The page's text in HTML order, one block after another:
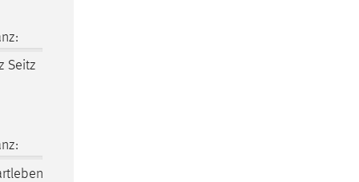
Seitz